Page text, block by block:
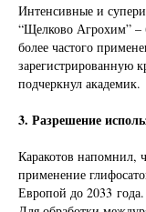
Интенсивные и
“Щелково Агрохим” –
более частого
зарегистрированную
подчеркнул академик.
3. Разрешение
Каракотов напомнил,
применение
Европой до 2033